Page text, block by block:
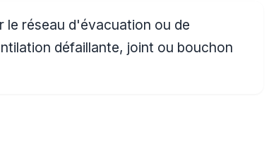
le réseau d'évacuation ou de
défaillante, joint ou bouchon